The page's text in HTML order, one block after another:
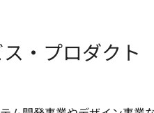
・プロダクト